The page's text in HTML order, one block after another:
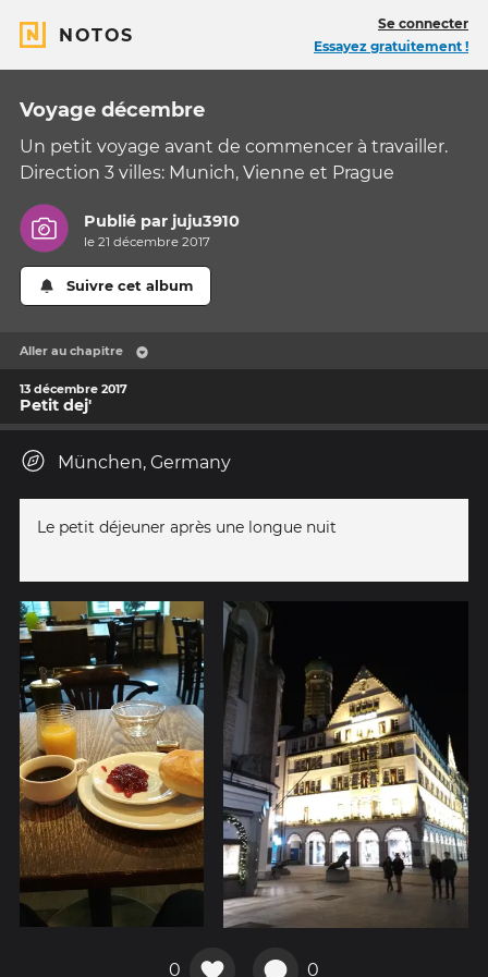
NOTOS
Se connecter
Essayez gratuitement !
Voyage décembre
Un petit voyage avant de commencer à travailler.
Direction 3 villes: Munich, Vienne et Prague
Publié par juju3910
le 21 décembre 2017
Suivre cet album
Aller au chapitre
13 décembre 2017
Petit dej'
München, Germany
Le petit déjeuner après une longue nuit
0 0